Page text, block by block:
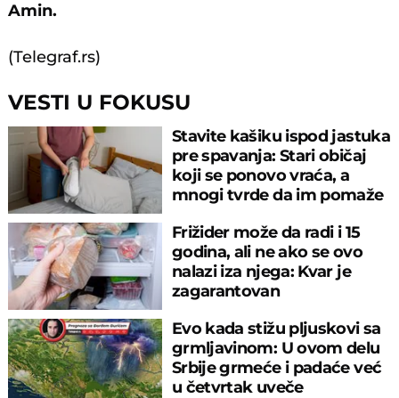
Amin.
(Telegraf.rs)
VESTI U FOKUSU
Stavite kašiku ispod jastuka
pre spavanja: Stari običaj
koji se ponovo vraća, a
mnogi tvrde da im pomaže
Frižider može da radi i 15
godina, ali ne ako se ovo
nalazi iza njega: Kvar je
zagarantovan
Evo kada stižu pljuskovi sa
grmljavinom: U ovom delu
Srbije grmeće i padaće već
u četvrtak uveče